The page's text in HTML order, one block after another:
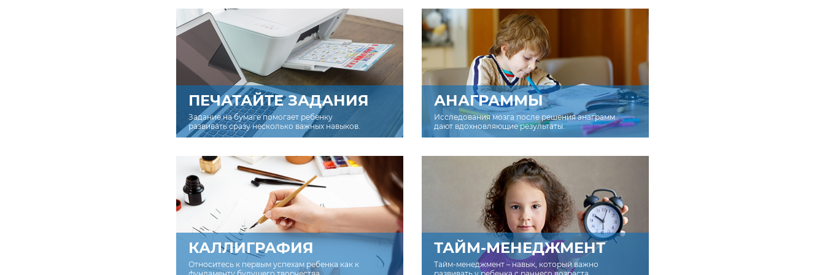
ПЕЧАТАЙТЕ ЗАДАНИЯ
Задание на бумаге помогает ребенку
развивать сразу несколько важных навыков.
АНАГРАММЫ
Исследования мозга после решения анаграмм
дают вдохновляющие результаты.
КАЛЛИГРАФИЯ
Относитесь к первым успехам ребенка как к
ТАЙМ-МЕНЕДЖМЕНТ
Тайм-менеджмент – навык, который важно